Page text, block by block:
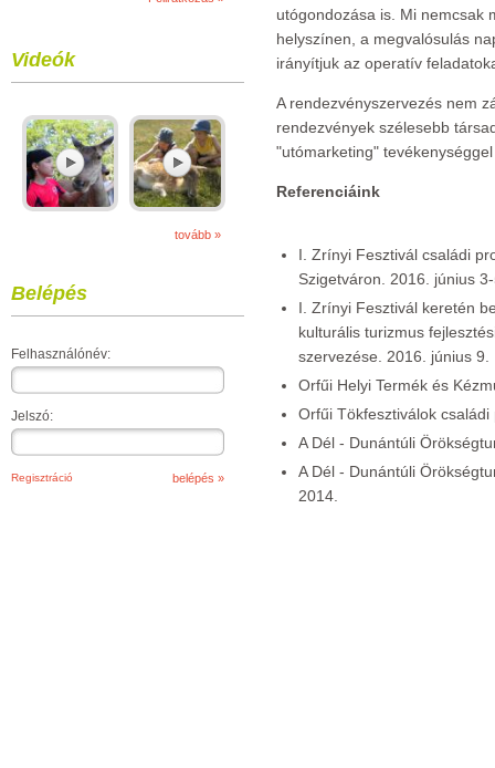
Videók
tovább »
Belépés
Felhasználónév:
Jelszó:
Regisztráció
utógondozása is. Mi nemcsak
helyszínen, a megvalósulás
irányítjuk az operatív
A rendezvényszervezés nem
rendezvények szélesebb
"utómarketing"
Referenciáink
I. Zrínyi Fesztivál családi
Szigetváron. 2016. június
I. Zrínyi Fesztivál keretén
kulturális turizmus
szervezése. 2016. június 9.
Orfűi Helyi Termék és
Orfűi Tökfesztiválok
A Dél - Dunántúli
A Dél - Dunántúli
2014.